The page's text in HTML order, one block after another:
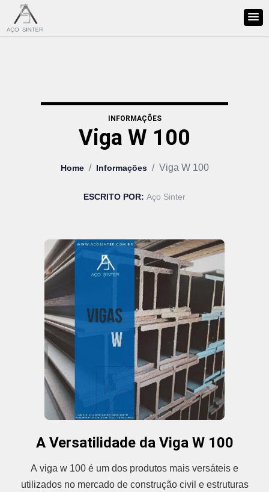
INFORMAÇÕES
Viga W 100
Home / Informações / Viga W 100
ESCRITO POR: Aço Sinter
A Versatilidade da Viga W 100
A viga w 100 é um dos produtos mais versáteis e
utilizados no mercado de construção civil e estruturas